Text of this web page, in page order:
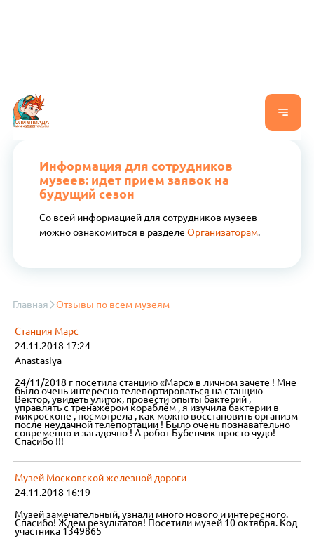
Информация для сотрудников
музеев: идет прием заявок на
будущий сезон
Со всей информацией для сотрудников музеев
можно ознакомиться в разделе Организаторам.
Главная Отзывы по всем музеям
Станция Марс
24.11.2018 17:24
Anastasiya
24/11/2018 г посетила станцию «Марс» в личном зачете ! Мне
было очень интересно телепортироваться на станцию
Вектор, увидеть улиток, провести опыты бактерий ,
управлять с тренажёром кораблём , я изучила бактерии в
микроскопе , посмотрела , как можно восстановить организм
после неудачной телепортации ! Было очень познавательно
современно и загадочно ! А робот Бубенчик просто чудо!
Спасибо !!!
Музей Московской железной дороги
24.11.2018 16:19
Музей замечательный, узнали много нового и интересного.
Спасибо! Ждем результатов! Посетили музей 10 октября. Код
участника 1349865